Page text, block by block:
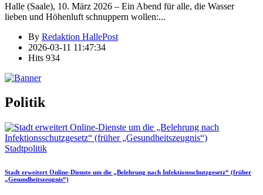
Halle (Saale), 10. März 2026 – Ein Abend für alle, die Wasser
lieben und Höhenluft schnuppern wollen:...
By Redaktion HallePost
2026-03-11 11:47:34
Hits 934
Politik
Stadtpolitik
Stadt erweitert Online-Dienste um die „Belehrung nach Infektionsschutzgesetz“ (früher
„Gesundheitszeugnis“)